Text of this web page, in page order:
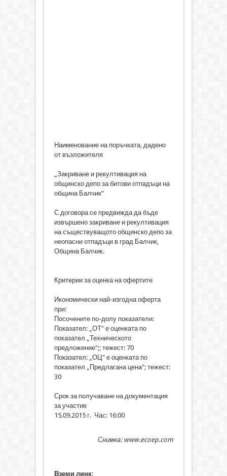
Наименование на поръчката, дадено
от възложителя
„Закриване и рекултивация на
общинско депо за битови отпадъци на
община Балчик”
С договора се предвижда да бъде
извършено закриване и рекултивация
на съществуващото общинско депо за
неопасни отпадъци в град Балчик,
Община Балчик.
Критерии за оценка на офертите
Икономически най-изгодна оферта
при:
Посочените по-долу показатели:
Показател: „ОТ" е оценката по
показател „Техническото
предложение";; тежест: 70
Показател: „ОЦ" е оценката по
показател „Предлагана цена"; тежест:
30
Срок за получаване на документация
за участие
15.09.2015 г. Час: 16:00
Снимка: www.ecoep.com
Вземи линк: